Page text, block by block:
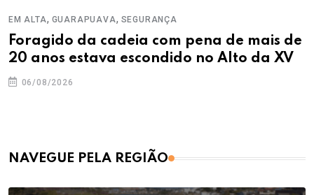
EM ALTA, GUARAPUAVA, SEGURANÇA
Foragido da cadeia com pena de mais de
20 anos estava escondido no Alto da XV
06/08/2026
NAVEGUE PELA REGIÃO